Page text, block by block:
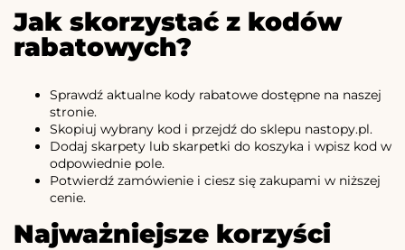
Jak skorzystać z kodów
rabatowych?
Sprawdź aktualne kody rabatowe dostępne na naszej
stronie.
Skopiuj wybrany kod i przejdź do sklepu nastopy.pl.
Dodaj skarpety lub skarpetki do koszyka i wpisz kod w
odpowiednie pole.
Potwierdź zamówienie i ciesz się zakupami w niższej
cenie.
Najważniejsze korzyści